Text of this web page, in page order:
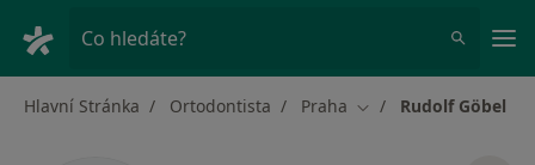
Co hledáte?
Hlavní Stránka Ortodontista Praha Změna města
Rudolf Göbel